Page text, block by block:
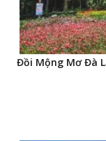
Đồi Mộng Mơ Đà